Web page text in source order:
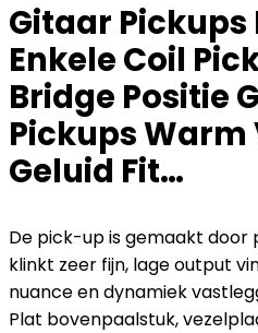
Gitaar Pickups
Enkele Coil
Bridge Positie
Pickups
Geluid Fit…
De pick-up is gemaakt door
klinkt zeer fijn, lage output
nuance en dynamiek
Plat bovenpaalstuk,